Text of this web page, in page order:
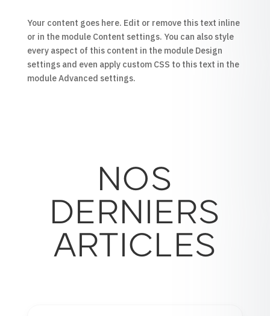
Your content goes here. Edit or remove this text inline
or in the module Content settings. You can also style
every aspect of this content in the module Design
settings and even apply custom CSS to this text in the
module Advanced settings.
NOS
DERNIERS
ARTICLES